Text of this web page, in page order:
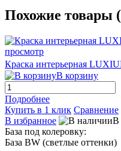
Похожие товары
просмотр
Краска интерьерная
В корзину
Подробнее
Купить в 1 клик Сравнение
В избранное
В
База под колеровку:
База BW (светлые оттенки)